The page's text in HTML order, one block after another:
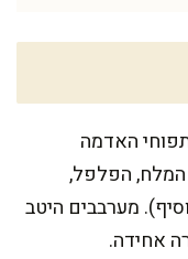
האדמה
המלח, הפלפל,
מערבבים היטב
אחידה.